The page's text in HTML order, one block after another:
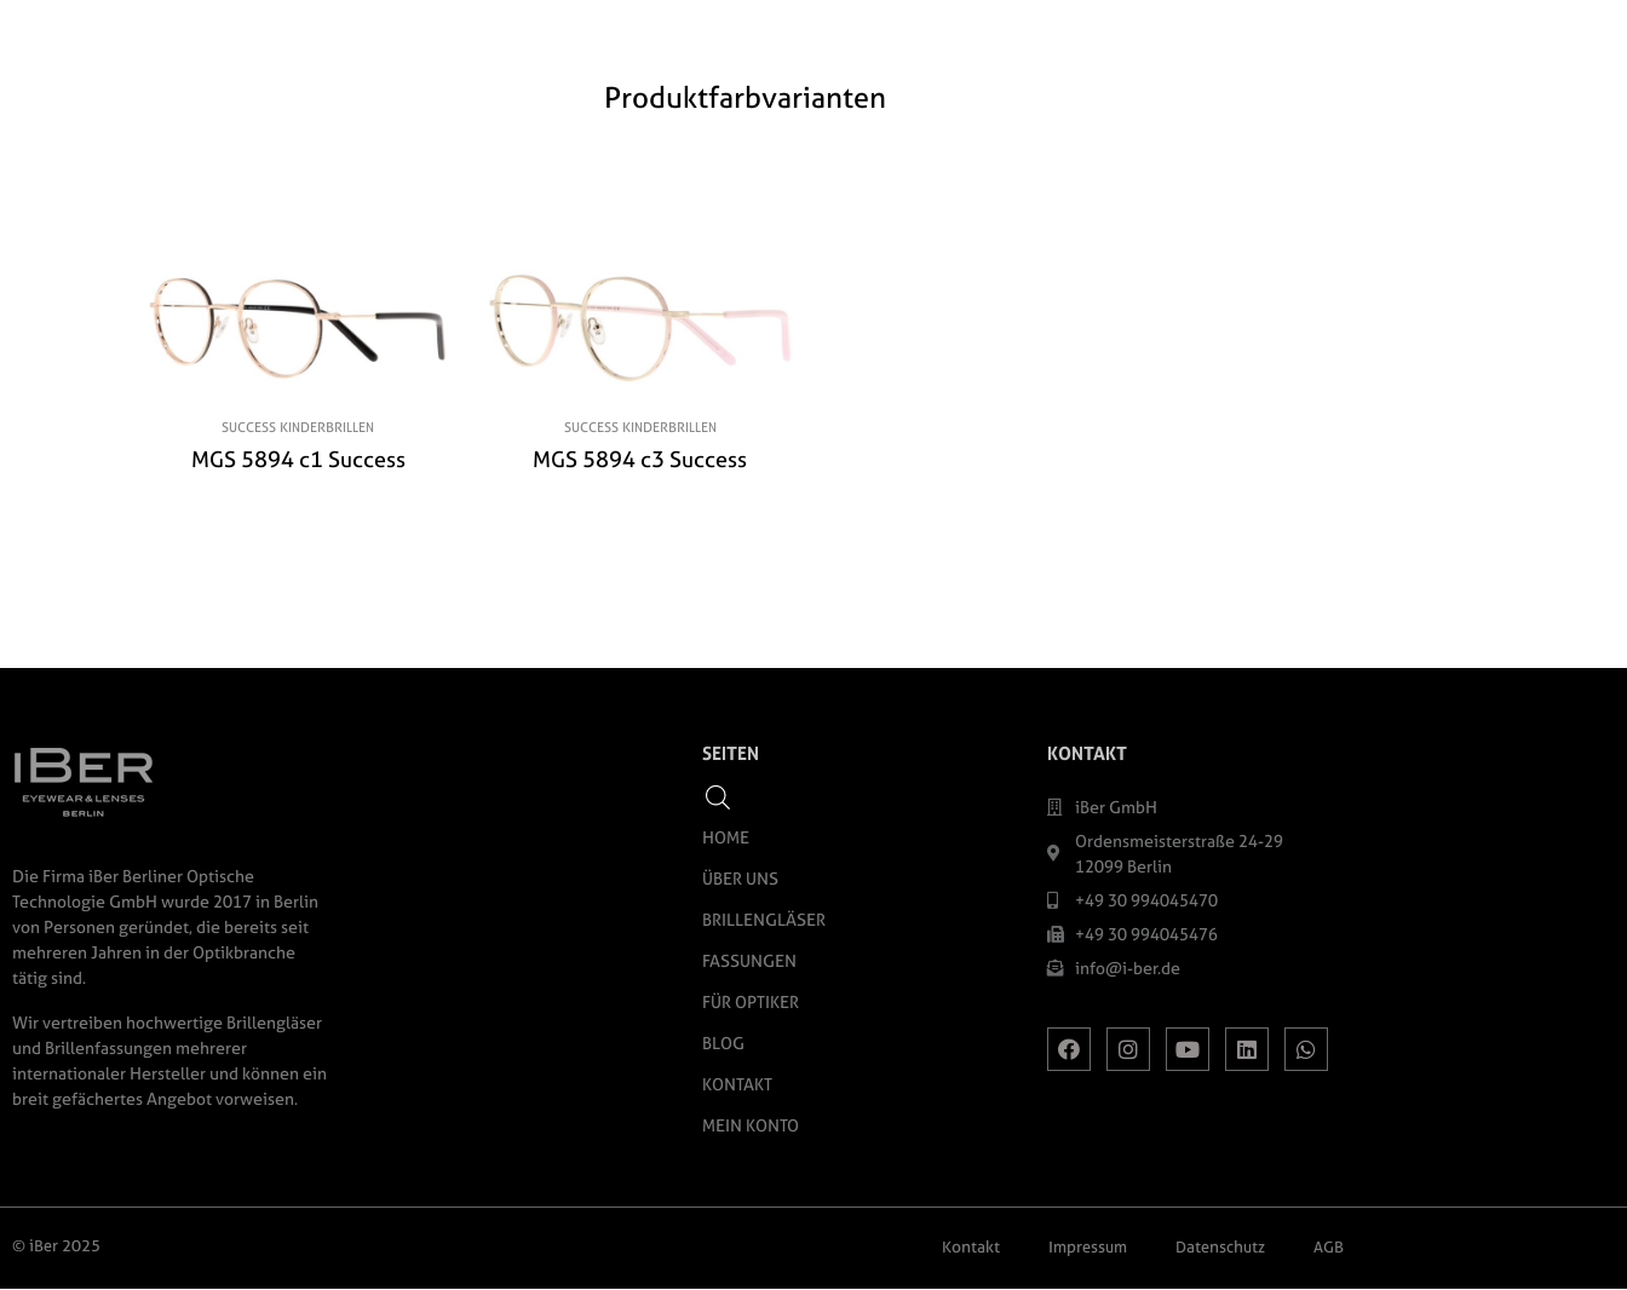
Produktfarbvarianten
SUCCESS KINDERBRILLEN
MGS 5894 c1 Success
SUCCESS KINDERBRILLEN
MGS 5894 c3 Success
Die Firma iBer Berliner Optische
Technologie GmbH wurde 2017 in Berlin
von Personen geründet, die bereits seit
mehreren Jahren in der Optikbranche
tätig sind.
Wir vertreiben hochwertige Brillengläser
und Brillenfassungen mehrerer
internationaler Hersteller und können ein
breit gefächertes Angebot vorweisen.
SEITEN
HOME
ÜBER UNS
BRILLENGLÄSER
FASSUNGEN
FÜR OPTIKER
BLOG
KONTAKT
MEIN KONTO
KONTAKT
iBer GmbH
Ordensmeisterstraße 24-29
12099 Berlin
+49 30 994045470
+49 30 994045476
info@i-ber.de
© iBer 2025 Kontakt Impressum Datenschutz AGB